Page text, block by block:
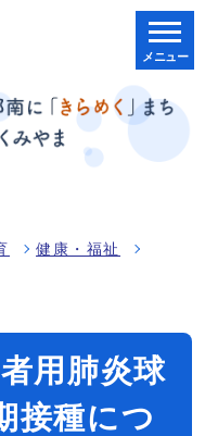
メニュー
健康・福祉
用肺炎球
接種につ